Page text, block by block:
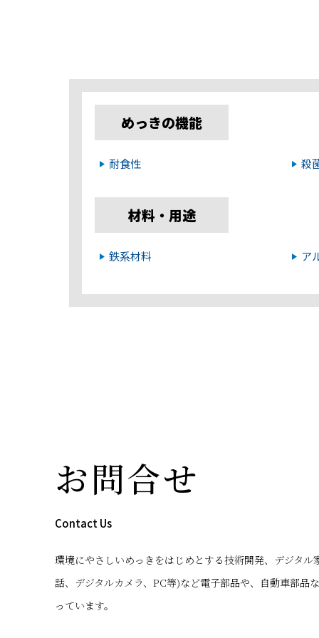
めっきの機能
耐食性 殺
材料・用途
鉄系材料 ア
お問合せ
Contact Us
環境にやさしいめっきをはじめとする技術開発、デジタル
話、デジタルカメラ、PC等)など電子部品や、自動車部品
っています。